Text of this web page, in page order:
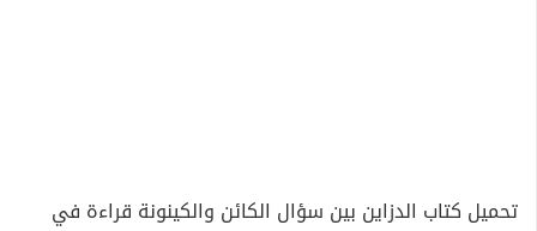
تحميل كتاب الدزاين بين سؤال الكائن والكينونة قراءة في